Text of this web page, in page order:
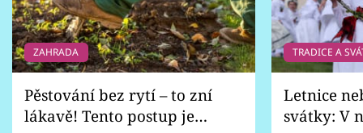
ZAHRADA
Pěstování bez rytí – to zní
lákavě! Tento postup je
TRADICE A
Letnice
svátky: V